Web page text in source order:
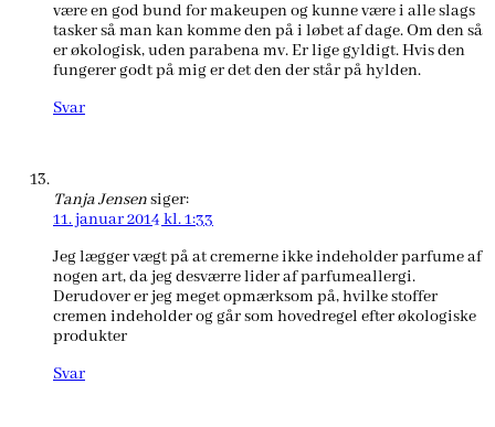
være en god bund for makeupen og kunne være i alle slags
tasker så man kan komme den på i løbet af dage. Om den så
er økologisk, uden parabena mv. Er lige gyldigt. Hvis den
fungerer godt på mig er det den der står på hylden.
Svar
Tanja Jensensiger:
11. januar 2014 kl. 1:33
Jeg lægger vægt på at cremerne ikke indeholder parfume af
nogen art, da jeg desværre lider af parfumeallergi.
Derudover er jeg meget opmærksom på, hvilke stoffer
cremen indeholder og går som hovedregel efter økologiske
produkter
Svar